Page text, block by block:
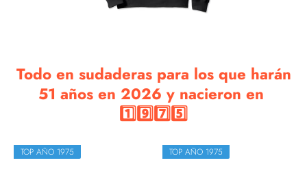
Todo en sudaderas para los que harán
51 años en 2026 y nacieron en
1️⃣9️⃣7️⃣5️⃣
TOP AÑO 1975 TOP AÑO 1975